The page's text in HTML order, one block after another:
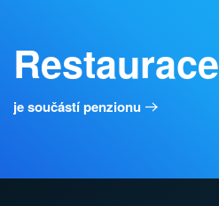
Restaurace
je součástí penzionu